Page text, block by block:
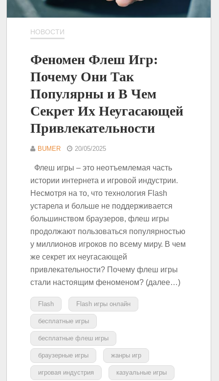
НОВОСТИ
Феномен Флеш Игр:
Почему Они Так
Популярны и В Чем
Секрет Их Неугасающей
Привлекательности
BUMER 20/05/2025
Флеш игры – это неотъемлемая часть
истории интернета и игровой индустрии.
Несмотря на то, что технология Flash
устарела и больше не поддерживается
большинством браузеров, флеш игры
продолжают пользоваться популярностью
у миллионов игроков по всему миру. В чем
же секрет их неугасающей
привлекательности? Почему флеш игры
стали настоящим феноменом? (далее…)
Flash Flash игры онлайн
бесплатные игры
бесплатные флеш игры
браузерные игры жанры игр
игровая индустрия казуальные игры